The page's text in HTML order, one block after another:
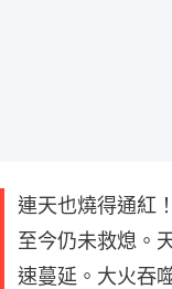
連天也燒得通紅
至今仍未救熄。
速蔓延。大火吞